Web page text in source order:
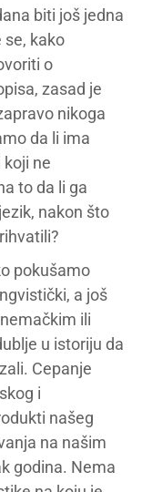
biti još jedna
se, kako
o
zasad je
nikoga
da li ima
koji ne
to da li ga
nakon što
pokušamo
a još
ili
u istoriju da
Cepanje
i
našeg
na našim
godina. Nema